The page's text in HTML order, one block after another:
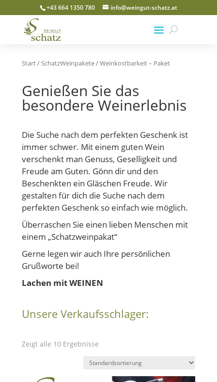
+43 664 1350 780 info@weingut-schatz.at
Start /SchatzWeinpakete/ Weinkostbarkeit – Paket
Genießen Sie das
besondere Weinerlebnis
Die Suche nach dem perfekten Geschenk ist
immer schwer. Mit einem guten Wein
verschenkt man Genuss, Geselligkeit und
Freude am Guten. Gönn dir und den
Beschenkten ein Gläschen Freude. Wir
gestalten für dich die Suche nach dem
perfekten Geschenk so einfach wie möglich.
Überraschen Sie einen lieben Menschen mit
einem „Schatzweinpakat“
Gerne legen wir auch Ihre persönlichen
Grußworte bei!
Lachen mit WEINEN
Unsere Verkaufsschlager:
Zeigt alle 10 Ergebnisse